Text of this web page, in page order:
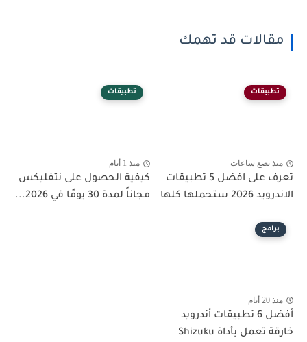
مقالات قد تهمك
تطبيقات
منذ بضع ساعات
تعرف على افضل 5 تطبيقات
الاندرويد 2026 ستحملها كلها
تطبيقات
منذ 1 أيام
كيفية الحصول على نتفليكس
مجاناً لمدة 30 يومًا في 2026...
برامج
منذ 20 أيام
أفضل 6 تطبيقات أندرويد
خارقة تعمل بأداة Shizuku